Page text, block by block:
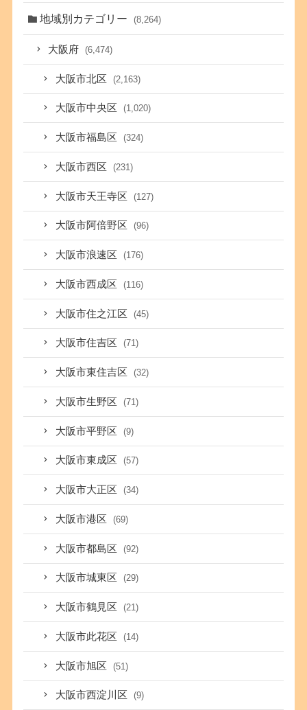
地域別カテゴリー (8,264)
大阪府 (6,474)
大阪市北区 (2,163)
大阪市中央区 (1,020)
大阪市福島区 (324)
大阪市西区 (231)
大阪市天王寺区 (127)
大阪市阿倍野区 (96)
大阪市浪速区 (176)
大阪市西成区 (116)
大阪市住之江区 (45)
大阪市住吉区 (71)
大阪市東住吉区 (32)
大阪市生野区 (71)
大阪市平野区 (9)
大阪市東成区 (57)
大阪市大正区 (34)
大阪市港区 (69)
大阪市都島区 (92)
大阪市城東区 (29)
大阪市鶴見区 (21)
大阪市此花区 (14)
大阪市旭区 (51)
大阪市西淀川区 (9)